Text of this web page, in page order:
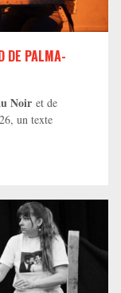
DE PALMA-
Noir et de
un texte